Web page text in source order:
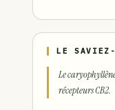
LE SAVIEZ-
Le
récepteurs CB2.